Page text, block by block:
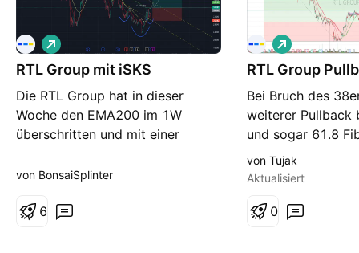
RTL Group mit iSKS
Die RTL Group hat in dieser
Woche den EMA200 im 1W
überschritten und mit einer
Kaufsignal geliefert. Aus der
Ziel bei 49,55€ ableiten. Negativ
L
o
von BonsaiSplinter
6
RTL Group
Bei Bruch des
weiterer Pullback
und sogar 61.8
Entry wäre
Tagesschluss
Supportzone um
L
o
von Tujak
Aktualisiert
0